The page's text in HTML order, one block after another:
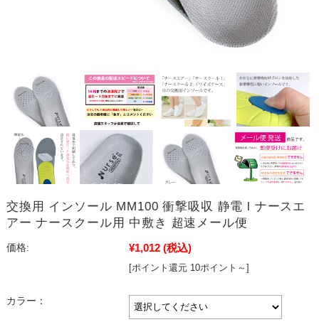
交換用 インソール MM100 衝撃吸収 静電 l ナースエ
アー ナースクール用 中敷き 超速メール便
価格: ¥1,012 (税込)
[ポイント還元 10ポイント～]
カラー：